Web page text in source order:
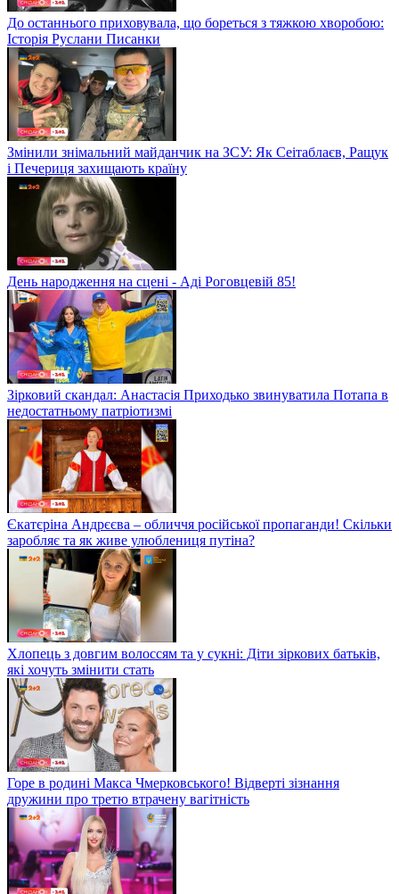
До останнього приховувала, що бореться з тяжкою хворобою:
Історія Руслани Писанки
Змінили знімальний майданчик на ЗСУ: Як Сеітаблаєв, Ращук
і Печериця захищають країну
День народження на сцені - Аді Роговцевій 85!
Зірковий скандал: Анастасія Приходько звинуватила Потапа в
недостатньому патріотизмі
Єкатєріна Андрєєва – обличчя російської пропаганди! Скільки
заробляє та як живе улюблениця путіна?
Хлопець з довгим волоссям та у сукні: Діти зіркових батьків,
які хочуть змінити стать
Горе в родині Макса Чмерковського! Відверті зізнання
дружини про третю втрачену вагітність